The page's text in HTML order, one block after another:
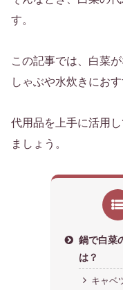
す。
この記事では、白菜
しゃぶや水炊きにお
代用品を上手に活用
ましょう。
鍋で白菜
は？
キャベ